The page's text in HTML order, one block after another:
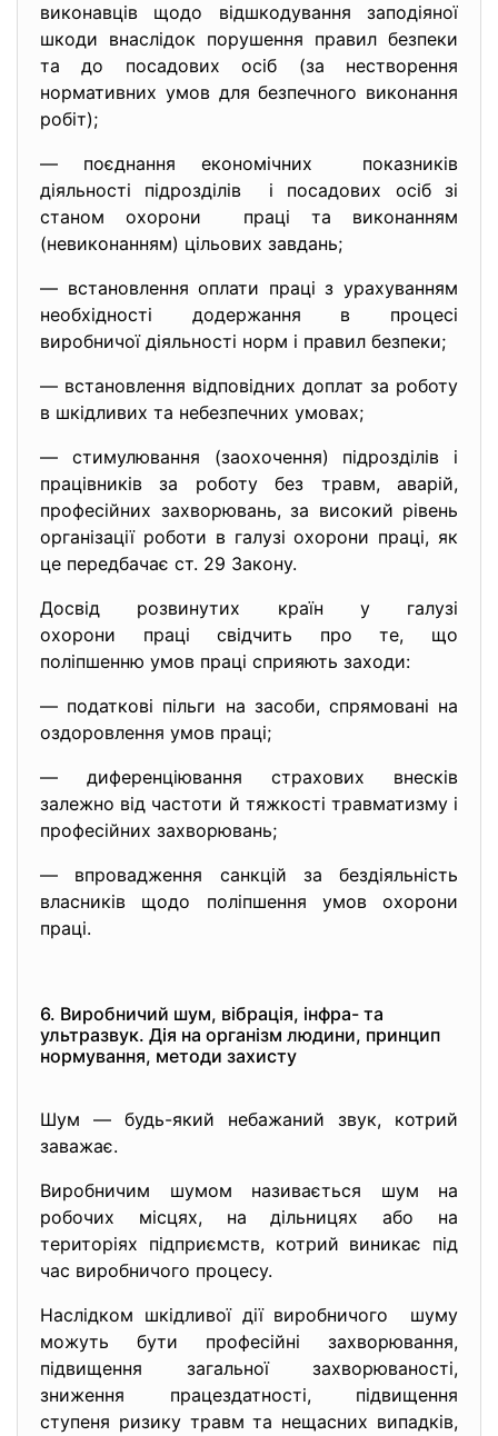
виконавців щодо відшкодування заподіяної
шкоди внаслідок порушення правил безпеки
та до посадових осіб (за нестворення
нормативних умов для безпечного виконання
робіт);
— поєднання економічних показників
діяльності підрозділів і посадових осіб зі
станом охорони праці та виконанням
(невиконанням) цільових завдань;
— встановлення оплати праці з урахуванням
необхідності додержання в процесі
виробничої діяльності норм і правил безпеки;
— встановлення відповідних доплат за роботу
в шкідливих та небезпечних умовах;
— стимулювання (заохочення) підрозділів і
працівників за роботу без травм, аварій,
професійних захворювань, за високий рівень
організації роботи в галузі охорони праці, як
це передбачає ст. 29 Закону.
Досвід розвинутих країн у галузі
охорони праці свідчить про те, що
поліпшенню умов праці сприяють заходи:
— податкові пільги на засоби, спрямовані на
оздоровлення умов праці;
— диференціювання страхових внесків
залежно від частоти й тяжкості травматизму і
професійних захворювань;
— впровадження санкцій за бездіяльність
власників щодо поліпшення умов охорони
праці.
6. Виробничий шум, вібрація, інфра- та
ультразвук. Дія на організм людини, принцип
нормування, методи захисту
Шум — будь-який небажаний звук, котрий
заважає.
Виробничим шумом називається шум на
робочих місцях, на дільницях або на
територіях підприємств, котрий виникає під
час виробничого процесу.
Наслідком шкідливої дії виробничого шуму
можуть бути професійні захворювання,
підвищення загальної захворюваності,
зниження працездатності, підвищення
ступеня ризику травм та нещасних випадків,